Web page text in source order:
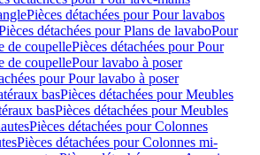
Pièces détachées pour Pour lavabos
détachées pour Plans de lavaboPour
de coupellePièces détachées pour Pour
de coupellePour lavabo à poser
pour Pour lavabo à poser
basPièces détachées pour Meubles
basPièces détachées pour Meubles
Pièces détachées pour Colonnes
Pièces détachées pour Colonnes mi-